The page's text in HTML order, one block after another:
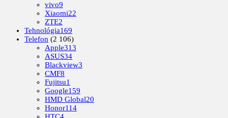
vivo9
Xiaomi22
ZTE2
Tehnológia169
Telefon (2 106)
Apple313
ASUS34
Blackview3
CMF8
Fujitsu1
Google159
HMD Global20
Honor114